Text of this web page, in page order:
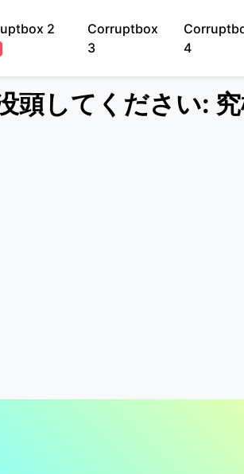
2
Corruptbox
3
4
してください: